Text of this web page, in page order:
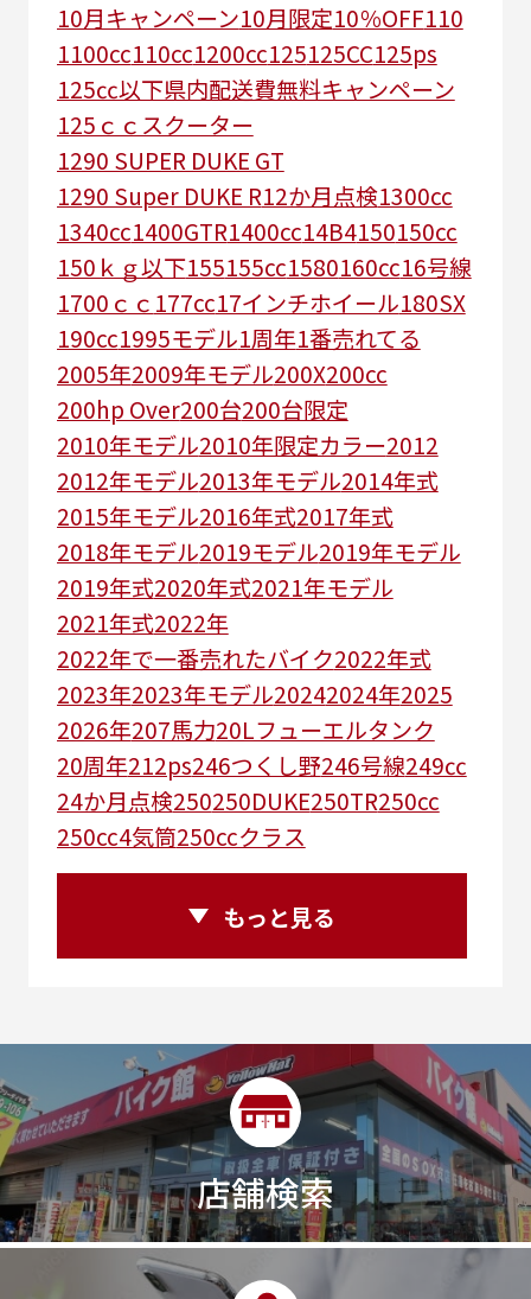
10月キャンペーン10月限定10％OFF110
1100cc110cc1200cc125125CC125ps
125㏄以下県内配送費無料キャンペーン
125ｃｃスクーター
1290 SUPER DUKE GT
1290 Super DUKE R12か月点検1300cc
1340cc1400GTR1400cc14B4150150cc
150ｋｇ以下155155cc1580160cc16号線
1700ｃｃ 177cc17インチホイール180SX
190cc1995モデル1周年1番売れてる
2005年2009年モデル200X200cc
200hp Over200台200台限定
2010年モデル2010年限定カラー2012
2012年モデル2013年モデル2014年式
2015年モデル2016年式2017年式
2018年モデル2019モデル2019年モデル
2019年式2020年式2021年モデル
2021年式2022年
2022年で一番売れたバイク2022年式
2023年2023年モデル20242024年2025
2026年207馬力20Lフューエルタンク
20周年212ps246つくし野246号線249㏄
24か月点検250250DUKE250TR250cc
250cc4気筒250ccクラス
250ccスーパースポーツ250アメリカン
250ｃｃアドベンチャー250ｃｃツアラー
2年保証付き2月29日まで2本2気筒
2気筒エンジン2級ボイラー技士2輪
300㎞/ｈ30th
30th Anniversary
30th記念モデル30万以下30周年
30周年記念モデル313cc320台限定
320ｃｃ350cc35ps390390ADVENTURE
390DUKE390アドベンチャー
もっと見る
店舗検索